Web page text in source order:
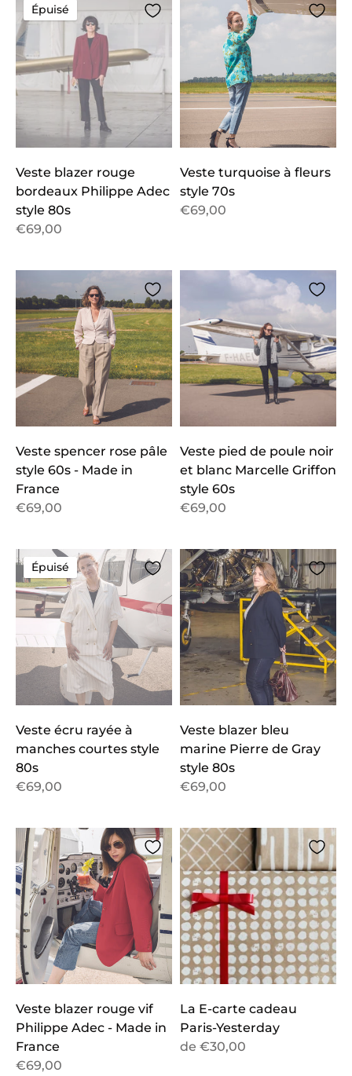
Épuisé
Veste blazer rouge
bordeaux Philippe Adec
style 80s
€69,00
Veste turquoise à fleurs
style 70s
€69,00
Veste spencer rose pâle
style 60s - Made in
France
€69,00
Veste pied de poule noir
et blanc Marcelle Griffon
style 60s
€69,00
Épuisé
Veste écru rayée à
manches courtes style
80s
€69,00
Veste blazer bleu
marine Pierre de Gray
style 80s
€69,00
Veste blazer rouge vif
Philippe Adec - Made in
France
€69,00
La E-carte cadeau
Paris-Yesterday
de €30,00